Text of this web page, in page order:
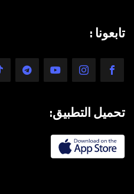
تابعونا :
تحميل التطبيق: